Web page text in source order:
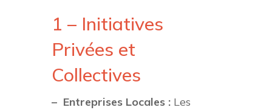
1 – Initiatives
Privées et
Collectives
– Entreprises Locales :Les